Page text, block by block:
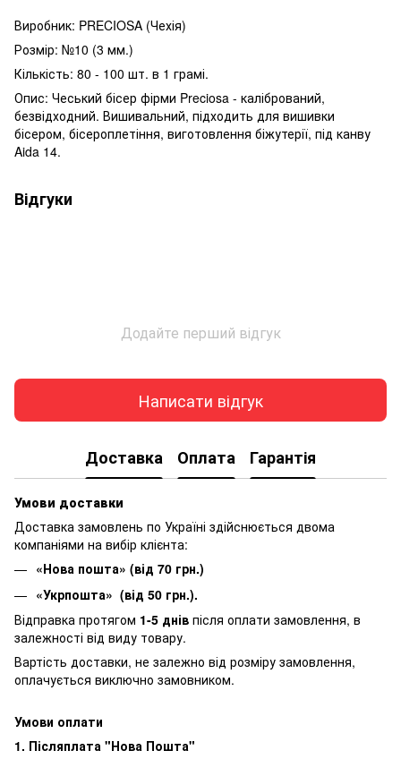
Виробник: PRECIOSA (Чехія)
Розмір: №10 (3 мм.)
Кількість: 80 - 100 шт. в 1 грамі.
Опис: Чеський бісер фірми Preciosa - калібрований,
безвідходний. Вишивальний, підходить для вишивки
бісером, бісероплетіння, виготовлення біжутерії, під канву
Aida 14.
Відгуки
Додайте перший відгук
Написати відгук
Доставка Оплата Гарантія
Умови доставки
Доставка замовлень по Україні здійснюється двома
компаніями на вибір клієнта:
«Нова пошта» (від 70 грн.)
«Укрпошта» (від 50 грн.).
Відправка протягом 1-5 днів після оплати замовлення, в
залежності від виду товару.
Вартість доставки, не залежно від розміру замовлення,
оплачується виключно замовником.
Умови оплати
1. Післяплата "Нова Пошта"